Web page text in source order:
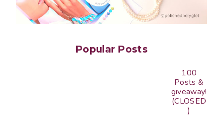
Popular Posts
100
Posts &
giveaway!
(CLOSED
)